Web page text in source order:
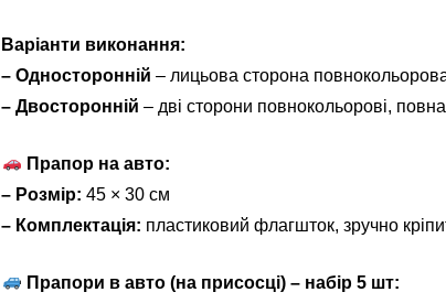
Варіанти виконання:
– Односторонній – лицьова сторона
– Двосторонній – дві сторони повнокольорові,
Прапор на авто:
– Розмір: 45 × 30 см
– Комплектація: пластиковий флагшток, зручно
Прапори в авто (на присосці) – набір 5 шт: